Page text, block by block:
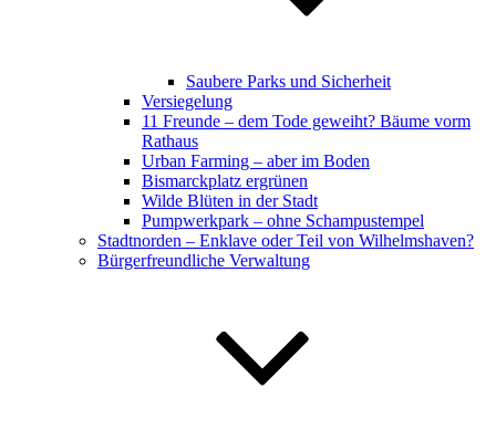
Saubere Parks und Sicherheit
Versiegelung
11 Freunde – dem Tode geweiht? Bäume vorm
Rathaus
Urban Farming – aber im Boden
Bismarckplatz ergrünen
Wilde Blüten in der Stadt
Pumpwerkpark – ohne Schampustempel
Stadtnorden – Enklave oder Teil von Wilhelmshaven?
Bürgerfreundliche Verwaltung